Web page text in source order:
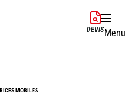
DEVISMenu
MOBILES